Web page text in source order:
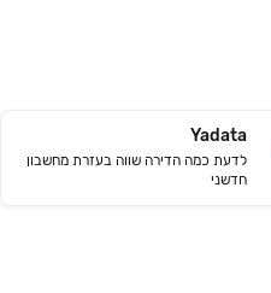
Yadata
לדעת כמה הדירה שווה בעזרת מחשבון
חדשני